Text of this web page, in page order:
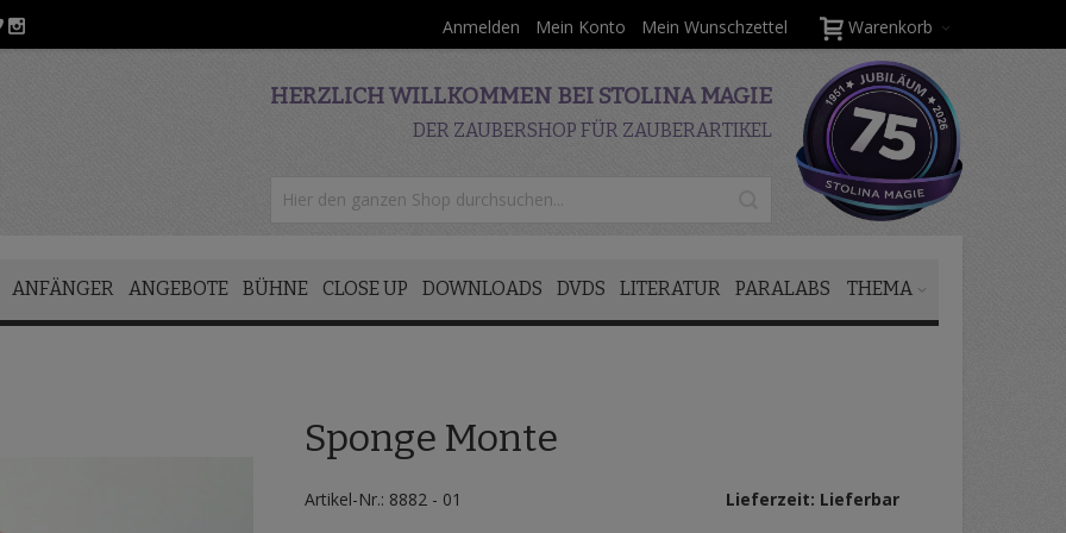
Warenkorb
Anmelden Mein Konto Mein Wunschzettel
HERZLICH WILLKOMMEN BEI STOLINA MAGIE
DER ZAUBERSHOP FÜR ZAUBERARTIKEL
ANFÄNGER ANGEBOTE BÜHNE CLOSE UP DOWNLOADS DVDS LITERATUR PARALABS THEMA
Sponge Monte
Artikel-Nr.: 8882 - 01
Lieferzeit: Lieferbar